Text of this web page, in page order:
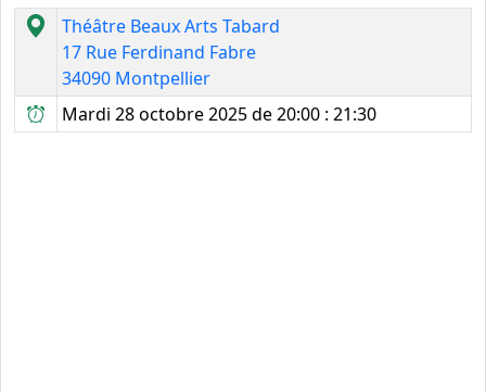
Théâtre Beaux Arts Tabard
17 Rue Ferdinand Fabre
34090 Montpellier
Mardi 28 octobre 2025 de 20:00 : 21:30